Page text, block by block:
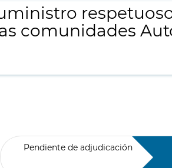
comunidades
Pendiente de adjudicación